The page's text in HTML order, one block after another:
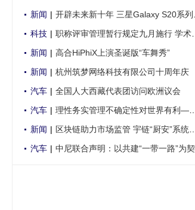
新闻 | 开辟未来新十年 三星Galaxy S20系列创新超
科技 | 职称评审管理暂行规定九月施行 学术造假撤
新闻 | 高合HiPhiX上演圣诞版“车舞秀”
新闻 | 杭州筑梦网络科技有限公司十周年庆
汽车 | 全国人大西藏代表团访问欧洲议会
汽车 | 理性务实管理不确定性对世界有利——访澳大
新闻 | 区块链助力市场监管 宇链“厨安”系统应用
汽车 | 中尼联合声明：以共建“一带一路”为契机，